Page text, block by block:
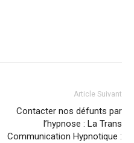
Article Suivant
Contacter nos défunts par
l’hypnose : La Trans
Communication Hypnotique :